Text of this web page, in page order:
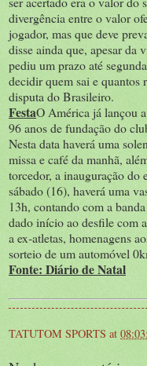
divergência entre o valor
jogador, mas que deve
disse ainda que, apesar
pediu um prazo até
decidir quem sai e quantos
disputa do Brasileiro.
FestaO América já lançou
96 anos de fundação do
Nesta data haverá uma
missa e café da manhã,
torcedor, a inauguração do
sábado (16), haverá uma
13h, contando com a
dado início ao desfile com
a ex-atletas, homenagens
sorteio de um automóvel
Fonte: Diário de Natal
TATUTOM SPORTS at